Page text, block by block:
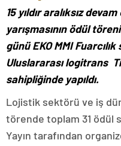
15 yıldır aralıksız
yarışmasının ödül
günü EKO MMI
Uluslararası logitrans
sahipliğinde yapıldı.
Lojistik sektörü ve iş
törende toplam 31 ödül
Yayın tarafından